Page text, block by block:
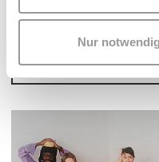
Nur
kex—kunsthalle exnergasse